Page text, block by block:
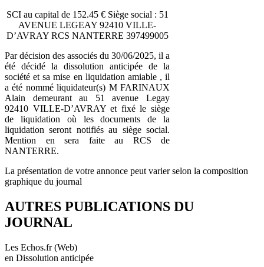
SCI au capital de 152.45 € Siège social : 51
AVENUE LEGEAY 92410 VILLE-
D’AVRAY RCS NANTERRE 397499005
Par décision des associés du 30/06/2025, il a
été décidé la dissolution anticipée de la
société et sa mise en liquidation amiable , il
a été nommé liquidateur(s) M FARINAUX
Alain demeurant au 51 avenue Legay
92410 VILLE-D’AVRAY et fixé le siège
de liquidation où les documents de la
liquidation seront notifiés au siège social.
Mention en sera faite au RCS de
NANTERRE.
La présentation de votre annonce peut varier selon la composition
graphique du journal
AUTRES PUBLICATIONS DU
JOURNAL
Les Echos.fr (Web)
en Dissolution anticipée